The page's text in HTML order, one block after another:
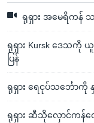
ရုရှား အမေရိကန်
ရုရှား Kursk ဒေသ
ပြန်
ရုရှား ရေငုပ်သင်္ဘောကို
ရုရှား ဆီသိုလှောင်က